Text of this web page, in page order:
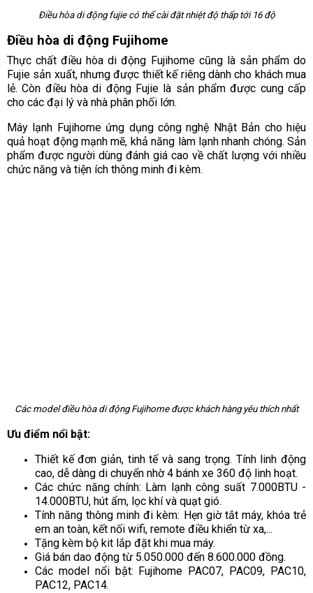
Điều hòa di động fujie có thể cài đặt nhiệt độ thấp tới 16 độ
Điều hòa di động Fujihome
Thực chất điều hòa di động Fujihome cũng là sản phẩm do
Fujie sản xuất, nhưng được thiết kế riêng dành cho khách mua
lẻ. Còn điều hòa di động Fujie là sản phẩm được cung cấp
cho các đại lý và nhà phân phối lớn.
Máy lạnh Fujihome ứng dụng công nghệ Nhật Bản cho hiệu
quả hoạt động mạnh mẽ, khả năng làm lạnh nhanh chóng. Sản
phẩm được người dùng đánh giá cao về chất lượng với nhiều
chức năng và tiện ích thông minh đi kèm.
Các model điều hòa di động Fujihome được khách hàng yêu thích nhất
Ưu điểm nổi bật:
Thiết kế đơn giản, tinh tế và sang trọng. Tính linh động
cao, dễ dàng di chuyển nhờ 4 bánh xe 360 độ linh hoạt.
Các chức năng chính: Làm lạnh công suất 7.000BTU -
14.000BTU, hút ẩm, lọc khí và quạt gió.
Tính năng thông minh đi kèm: Hẹn giờ tắt máy, khóa trẻ
em an toàn, kết nối wifi, remote điều khiển từ xa,...
Tặng kèm bộ kit lắp đặt khi mua máy.
Giá bán dao động từ 5.050.000 đến 8.600.000 đồng.
Các model nổi bật: Fujihome PAC07, PAC09, PAC10,
PAC12, PAC14.